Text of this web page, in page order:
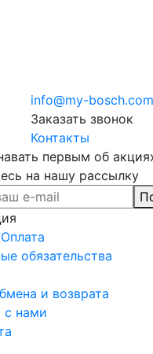
info@my-
Заказать звонок
Контакты
первым об
на нашу рассылку
обязательства
и возврата
с нами